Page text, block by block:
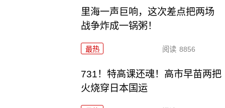
里海一声巨响，这次差点把两场
战争炸成一锅粥！
最热 阅读 8856
731！特高课还魂！高市早苗两把
火烧穿日本国运